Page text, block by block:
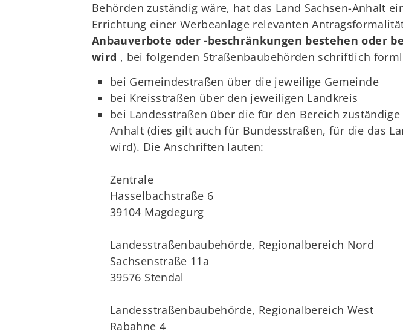
Behörden zuständig wäre, hat das Land Sachsen-Anhalt
Errichtung einer Werbeanlage relevanten
Anbauverbote oder -beschränkungen bestehen oder
wird , bei folgenden Straßenbaubehörden schriftlich
bei Gemeindestraßen über die jeweilige Gemeinde
bei Kreisstraßen über den jeweiligen Landkreis
bei Landesstraßen über die für den Bereich
Anhalt (dies gilt auch für Bundesstraßen, für die das
wird). Die Anschriften lauten:
Zentrale
Hasselbachstraße 6
39104 Magdegurg
Landesstraßenbaubehörde, Regionalbereich Nord
Sachsenstraße 11a
39576 Stendal
Landesstraßenbaubehörde, Regionalbereich West
Rabahne 4